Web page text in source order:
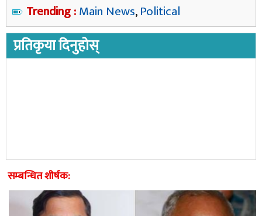
Trending :Main News,Political
प्रतिकृया दिनुहोस्
सम्बन्धित शीर्षक: